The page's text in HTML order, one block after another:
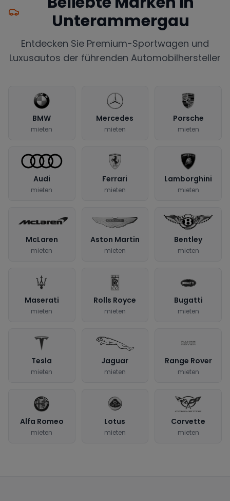
Unterammergau
Entdecken Sie Premium-Sportwagen und
Luxusautos der führenden Automobilhersteller
BMW
mieten
Mercedes
mieten
Porsche
mieten
Audi
mieten
Ferrari
mieten
Lamborghini
mieten
McLaren
mieten
Aston Martin
mieten
Bentley
mieten
Maserati
mieten
Rolls Royce
mieten
Bugatti
mieten
Tesla
mieten
Jaguar
mieten
Range Rover
mieten
Alfa Romeo
mieten
Lotus
mieten
Corvette
mieten